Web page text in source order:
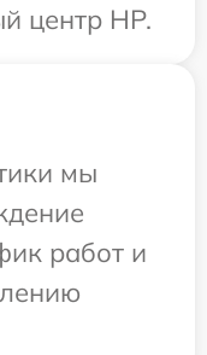
центр HP.
мы
работ и